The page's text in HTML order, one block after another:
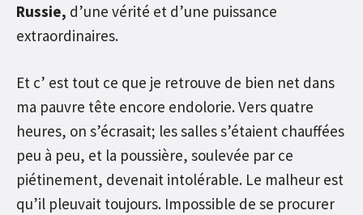
Russie, d’une vérité et d’une puissance
extraordinaires.
Et c’ est tout ce que je retrouve de bien net dans
ma pauvre tête encore endolorie. Vers quatre
heures, on s’écrasait; les salles s’étaient chauffées
peu à peu, et la poussière, soulevée par ce
piétinement, devenait intolérable. Le malheur est
qu’il pleuvait toujours. Impossible de se procurer